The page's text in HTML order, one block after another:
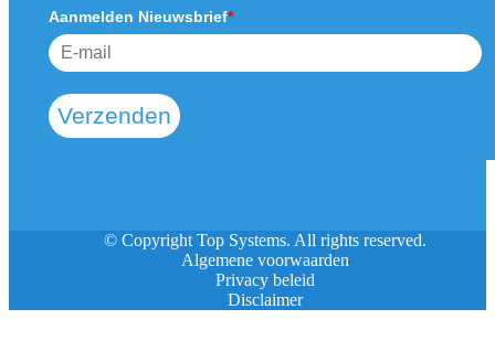
Aanmelden Nieuwsbrief*
Verzenden
© Copyright Top Systems. All rights reserved.
Algemene voorwaarden
Privacy beleid
Disclaimer